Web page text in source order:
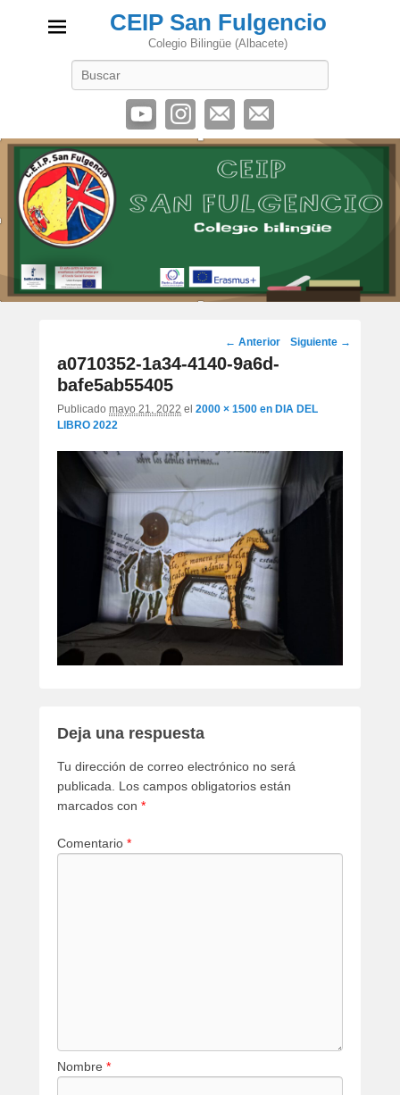
CEIP San Fulgencio
Colegio Bilingüe (Albacete)
Navegación
de
← Anterior Siguiente →
a0710352-1a34-4140-9a6d-
bafe5ab55405
Publicado mayo 21, 2022 el 2000 × 1500 en DIA DEL
LIBRO 2022
Deja una respuesta
Tu dirección de correo electrónico no será
publicada.
Los campos obligatorios están
marcados con *
Comentario *
Nombre *